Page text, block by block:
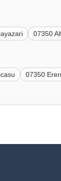
07350
07350